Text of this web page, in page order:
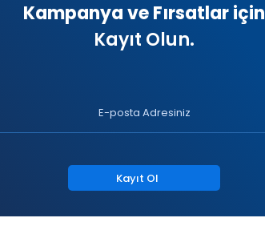
Kampanya ve Fırsatlar için
Kayıt Olun.
Kayıt Ol